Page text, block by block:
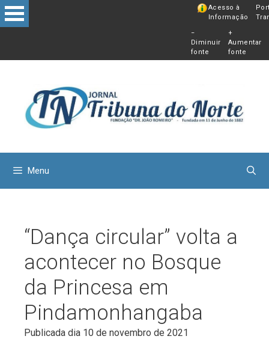
Pular
para
Acesso à
Informação
−
Diminuir
fonte
+
Aumentar
fonte
Menu
“Dança circular” volta a
acontecer no Bosque
da Princesa em
Pindamonhangaba
Publicada dia 10 de novembro de 2021